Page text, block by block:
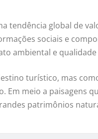
tendência global de
sociais e
ambiental e qualidade
turístico, mas
Em meio a paisagens
patrimônios